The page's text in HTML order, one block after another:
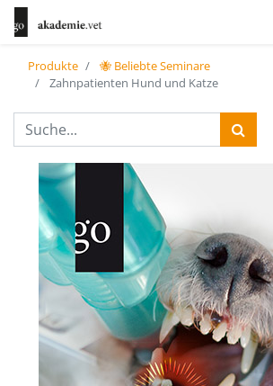
Produkte
🐝 Beliebte Seminare
Zahnpatienten Hund und Katze